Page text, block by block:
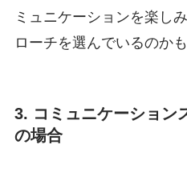
ミュニケーションを楽し
ローチを選んでいるのか
3. コミュニケーション
の場合